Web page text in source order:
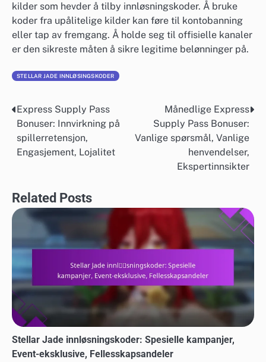
kilder som hevder å tilby innløsningskoder. Å bruke
koder fra upålitelige kilder kan føre til kontobanning
eller tap av fremgang. Å holde seg til offisielle kanaler
er den sikreste måten å sikre legitime belønninger på.
STELLAR JADE INNLØSINGSKODER
Post
navigation
Express Supply Pass
Bonuser: Innvirkning på
spillerretensjon,
Engasjement, Lojalitet
Månedlige Express
Supply Pass Bonuser:
Vanlige spørsmål, Vanlige
henvendelser,
Ekspertinnsikter
Related Posts
Stellar Jade innløsningskoder: Spesielle kampanjer,
Event-eksklusive, Fellesskapsandeler